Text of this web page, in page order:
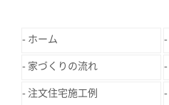
ホーム
家づくりの流れ
注文住宅施工例